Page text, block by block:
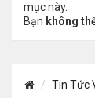
mục này.
Bạn không
Tin Tức